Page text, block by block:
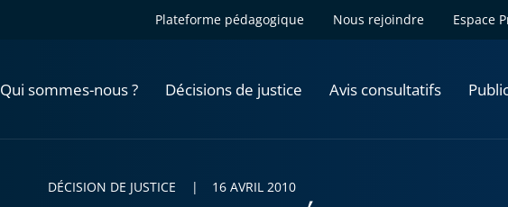
Plateforme pédagogique Nous rejoindre Espace
Qui sommes-nous ? Décisions de justice Avis consultatifs
DÉCISION DE JUSTICE 16 AVRIL 2010